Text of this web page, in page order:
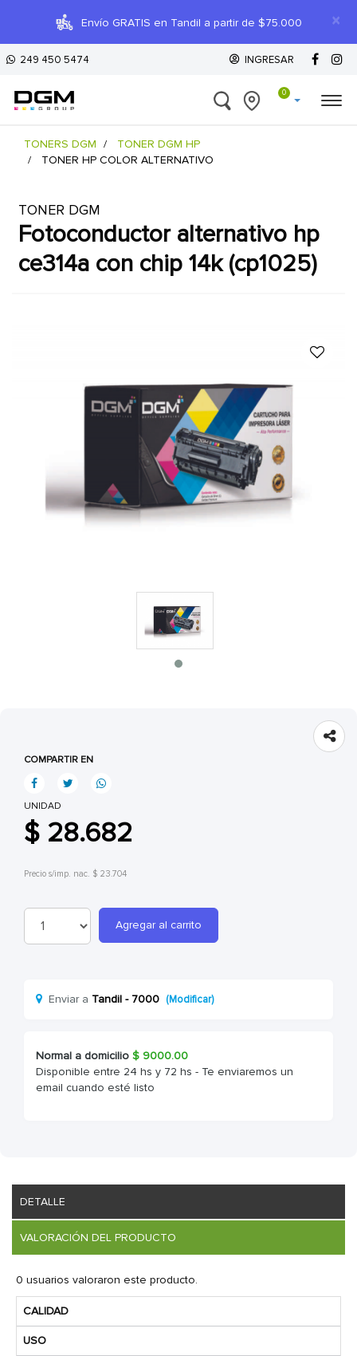
×
Envío GRATIS en Tandil a partir de $75.000
249 450 5474 INGRESAR
0
TONERS DGM
TONER DGM HP
TONER HP COLOR ALTERNATIVO
TONER DGM
fotoconductor alternativo hp
ce314a con chip 14k (cp1025)
COMPARTIR EN
UNIDAD
$ 28.682
Precio s/imp. nac. $ 23.704
Agregar al carrito
Enviar a Tandil - 7000 (Modificar)
Normal a domicilio $ 9000.00
Disponible entre 24 hs y 72 hs - Te enviaremos un
email cuando esté listo
DETALLE
VALORACIÓN DEL PRODUCTO
0 usuarios valoraron este producto.
CALIDAD
USO